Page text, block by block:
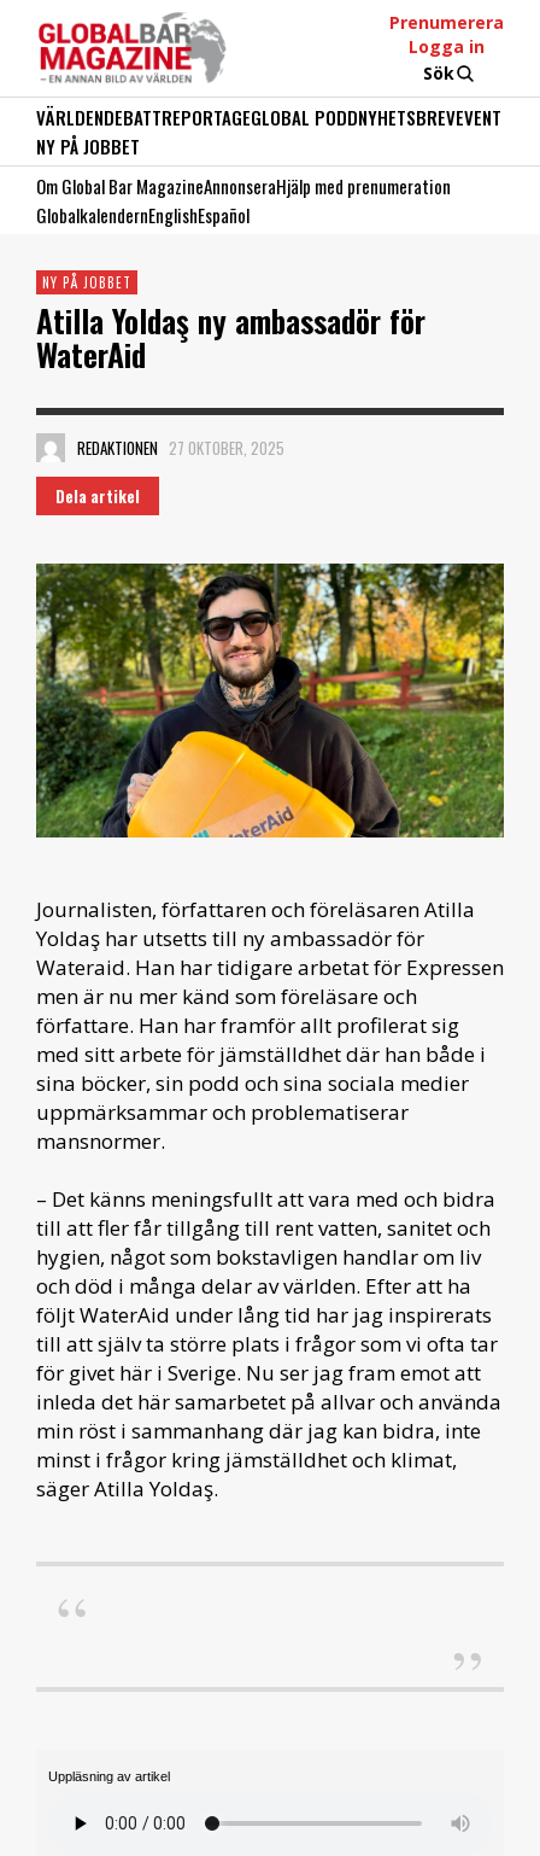
Prenumerera
Logga in
Sök
VÄRLDENDEBATTREPORTAGEGLOBAL PODDNYHETSBREVEVENT
NY PÅ JOBBET
Om Global Bar MagazineAnnonseraHjälp med prenumeration
GlobalkalendernEnglishEspañol
NY PÅ JOBBET
Atilla Yoldaş ny ambassadör för
WaterAid
REDAKTIONEN 27 OKTOBER, 2025
Dela artikel
Journalisten, författaren och föreläsaren Atilla
Yoldaş har utsetts till ny ambassadör för
Wateraid. Han har tidigare arbetat för Expressen
men är nu mer känd som föreläsare och
författare. Han har framför allt profilerat sig
med sitt arbete för jämställdhet där han både i
sina böcker, sin podd och sina sociala medier
uppmärksammar och problematiserar
mansnormer.
– Det känns meningsfullt att vara med och bidra
till att fler får tillgång till rent vatten, sanitet och
hygien, något som bokstavligen handlar om liv
och död i många delar av världen. Efter att ha
följt WaterAid under lång tid har jag inspirerats
till att själv ta större plats i frågor som vi ofta tar
för givet här i Sverige. Nu ser jag fram emot att
inleda det här samarbetet på allvar och använda
min röst i sammanhang där jag kan bidra, inte
minst i frågor kring jämställdhet och klimat,
säger Atilla Yoldaş.
Uppläsning av artikel